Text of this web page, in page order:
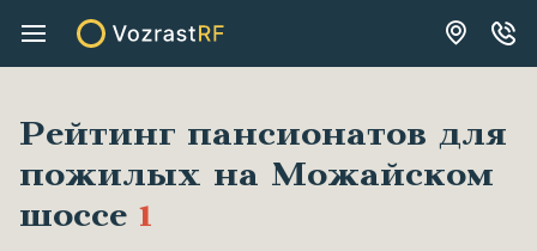
Рейтинг пансионатов для
пожилых на Можайском
шоссе 1